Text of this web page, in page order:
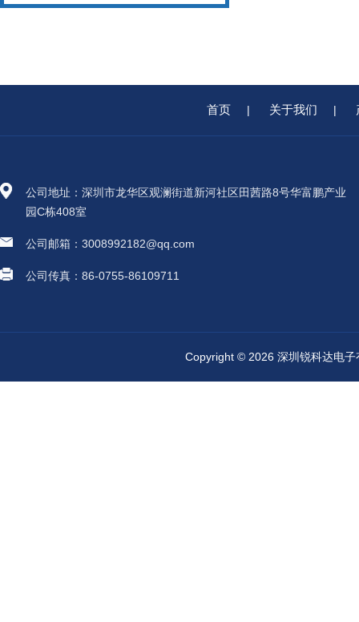
首页 | 关于我们 |
公司地址：深圳市龙华区观澜街道新河社区田茜路8号华富鹏产业
园C栋408室
公司邮箱：3008992182@qq.com
公司传真：86-0755-86109711
Copyright © 2026 深圳锐科达电